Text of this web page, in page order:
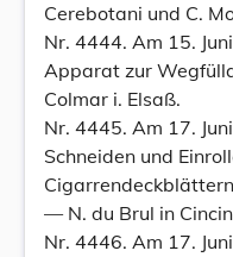
Cerebotani und C.
Nr. 4444. Am 15.
Apparat zur
Colmar i. Elsaß.
Nr. 4445. Am 17.
Schneiden und
— N. du Brul in
Nr. 4446. Am 17.